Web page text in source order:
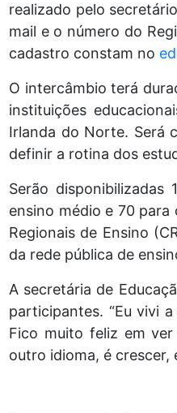
realizado pelo
mail e o número do
cadastro constam no
O intercâmbio terá
instituições
Irlanda do Norte. Será
definir a rotina dos
Serão
ensino médio e 70
Regionais de Ensino
da rede pública de
A secretária de
participantes. “Eu vivi
Fico muito feliz em
outro idioma, é